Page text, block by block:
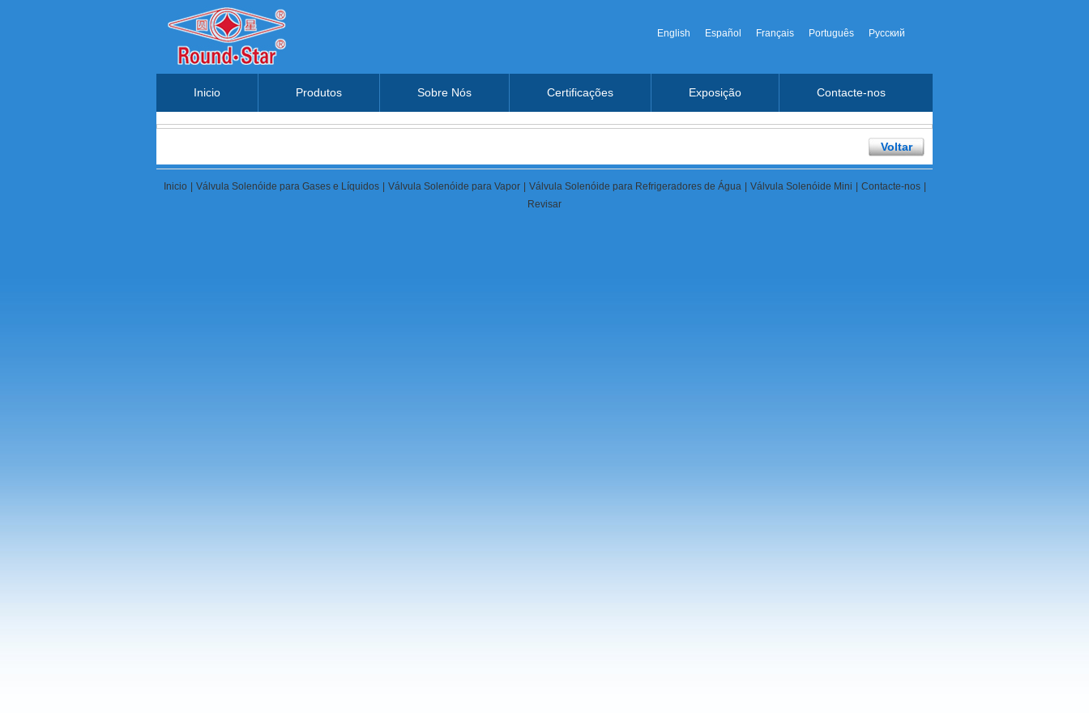
English Español Français Português Русский
Inicio Produtos Sobre Nós Certificações Exposição Contacte-nos
Voltar
Inicio Válvula Solenóide para Gases e Líquidos Válvula Solenóide para Vapor Válvula Solenóide para Refrigeradores de Água Válvula Solenóide Mini Contacte-nos
Revisar